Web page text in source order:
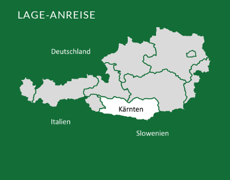
LAGE-ANREISE